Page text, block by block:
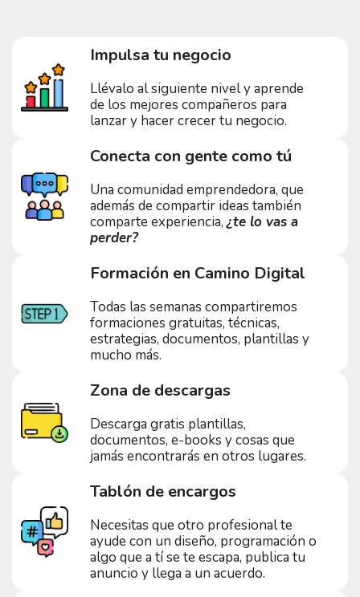
Impulsa tu negocio
Llévalo al siguiente nivel y aprende
de los mejores compañeros para
lanzar y hacer crecer tu negocio.
Conecta con gente como tú
Una comunidad emprendedora, que
además de compartir ideas también
comparte experiencia,¿te lo vas a
perder?
Formación en Camino Digital
Todas las semanas compartiremos
formaciones gratuitas, técnicas,
estrategias, documentos, plantillas y
mucho más.
Zona de descargas
Descarga gratis plantillas,
documentos, e-books y cosas que
jamás encontrarás en otros lugares.
Tablón de encargos
Necesitas que otro profesional te
ayude con un diseño, programación o
algo que a tí se te escapa, publica tu
anuncio y llega a un acuerdo.